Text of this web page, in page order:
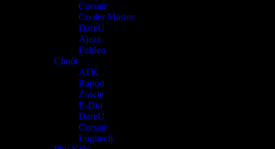
Corsair
Cooler Master
DareU
Ajazz
Fuhlen
Chuột
ATK
Rapoo
Zowie
E-Dra
DareU
Corsair
Logitech